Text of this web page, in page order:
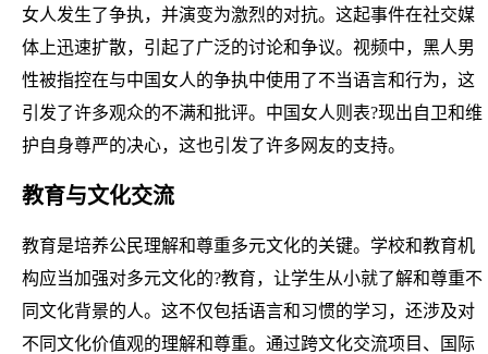
女人发生了争执，并演变为激烈的对抗。这起事件在社交媒
体上迅速扩散，引起了广泛的讨论和争议。视频中，黑人男
性被指控在与中国女人的争执中使用了不当语言和行为，这
引发了许多观众的不满和批评。中国女人则表?现出自卫和维
护自身尊严的决心，这也引发了许多网友的支持。
教育与文化交流
教育是培养公民理解和尊重多元文化的关键。学校和教育机
构应当加强对多元文化的?教育，让学生从小就了解和尊重不
同文化背景的人。这不仅包括语言和习惯的学习，还涉及对
不同文化价值观的理解和尊重。通过跨文化交流项目、国际